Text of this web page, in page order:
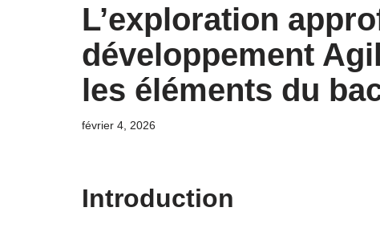
L’exploration
développement
les éléments du
février 4, 2026
Introduction